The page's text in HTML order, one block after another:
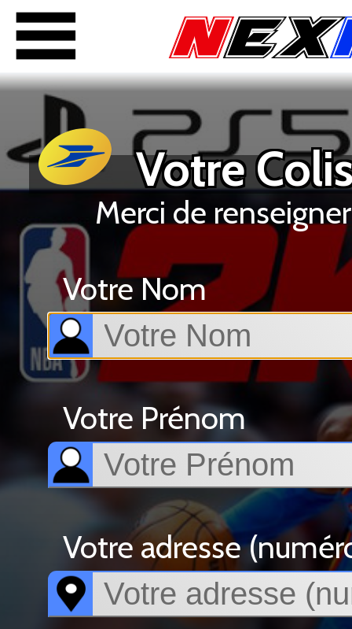
Votre
Merci de
Votre Nom
Votre Prénom
Votre adresse